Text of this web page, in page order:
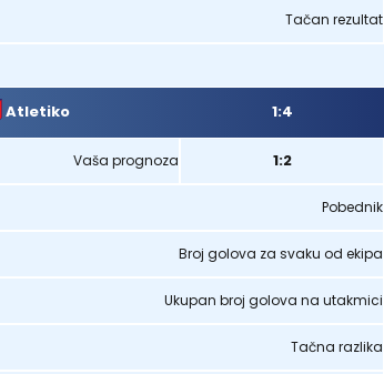
Tačan rezultat
Atletiko 1:4
Vaša prognoza 1:2
Pobednik
Broj golova za svaku od ekipa
Ukupan broj golova na utakmici
Tačna razlika